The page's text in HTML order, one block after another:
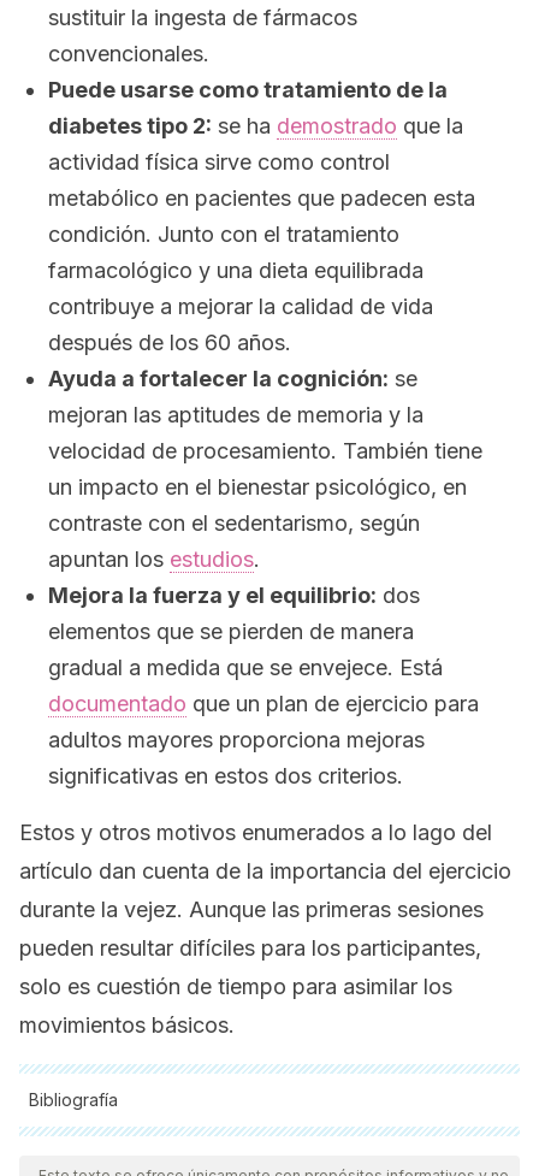
sustituir la ingesta de fármacos
convencionales.
Puede usarse como tratamiento de la
diabetes tipo 2: se ha demostrado que la
actividad física sirve como control
metabólico en pacientes que padecen esta
condición. Junto con el tratamiento
farmacológico y una dieta equilibrada
contribuye a mejorar la calidad de vida
después de los 60 años.
Ayuda a fortalecer la cognición: se
mejoran las aptitudes de memoria y la
velocidad de procesamiento. También tiene
un impacto en el bienestar psicológico, en
contraste con el sedentarismo, según
apuntan los estudios.
Mejora la fuerza y el equilibrio: dos
elementos que se pierden de manera
gradual a medida que se envejece. Está
documentado que un plan de ejercicio para
adultos mayores proporciona mejoras
significativas en estos dos criterios.
Estos y otros motivos enumerados a lo lago del
artículo dan cuenta de la importancia del ejercicio
durante la vejez. Aunque las primeras sesiones
pueden resultar difíciles para los participantes,
solo es cuestión de tiempo para asimilar los
movimientos básicos.
Bibliografía
Todas las fuentes citadas fueron revisadas a profundidad por
nuestro equipo, para asegurar su calidad, confiabilidad,